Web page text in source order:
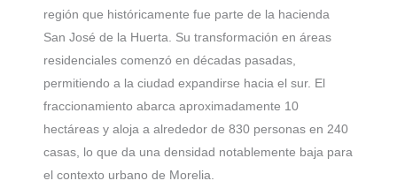
región que históricamente fue parte de la hacienda
San José de la Huerta. Su transformación en áreas
residenciales comenzó en décadas pasadas,
permitiendo a la ciudad expandirse hacia el sur. El
fraccionamiento abarca aproximadamente 10
hectáreas y aloja a alrededor de 830 personas en 240
casas, lo que da una densidad notablemente baja para
el contexto urbano de Morelia.